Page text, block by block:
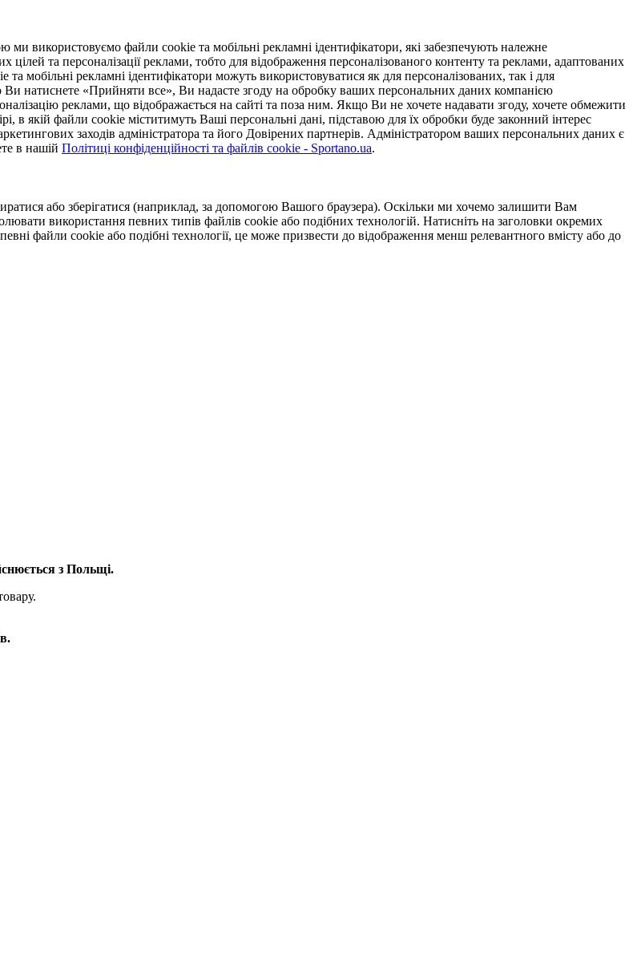
використовуємо файли cookie та мобільні рекламні ідентифікатори, які забезпечують належне
та персоналізації реклами, тобто для відображення персоналізованого контенту та реклами, адаптованих
мобільні рекламні ідентифікатори можуть використовуватися як для персоналізованих, так і для
натиснете «Прийняти все», Ви надасте згоду на обробку ваших персональних даних компанією
реклами, що відображається на сайті та поза ним. Якщо Ви не хочете надавати згоду, хочете обмежити
в якій файли cookie міститимуть Ваші персональні дані, підставою для їх обробки буде законний інтерес
заходів адміністратора та його Довірених партнерів. Адміністратором ваших персональних даних є
в нашій Політиці конфіденційності та файлів cookie - Sportano.ua.
або зберігатися (наприклад, за допомогою Вашого браузера). Оскільки ми хочемо залишити Вам
використання певних типів файлів cookie або подібних технологій. Натисніть на заголовки окремих
файли cookie або подібні технології, це може призвести до відображення менш релевантного вмісту або до
з Польщі.